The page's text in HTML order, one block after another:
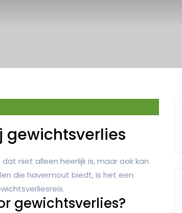
gewichtsverlies
niet alleen heerlijk is, maar ook kan
die havermout biedt, is het een
gewichtsverlies?